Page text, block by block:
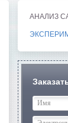
АНАЛИЗ